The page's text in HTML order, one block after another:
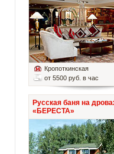
Кропоткинская
от 5500 руб. в час
Русская баня на
«БЕРЕСТА»